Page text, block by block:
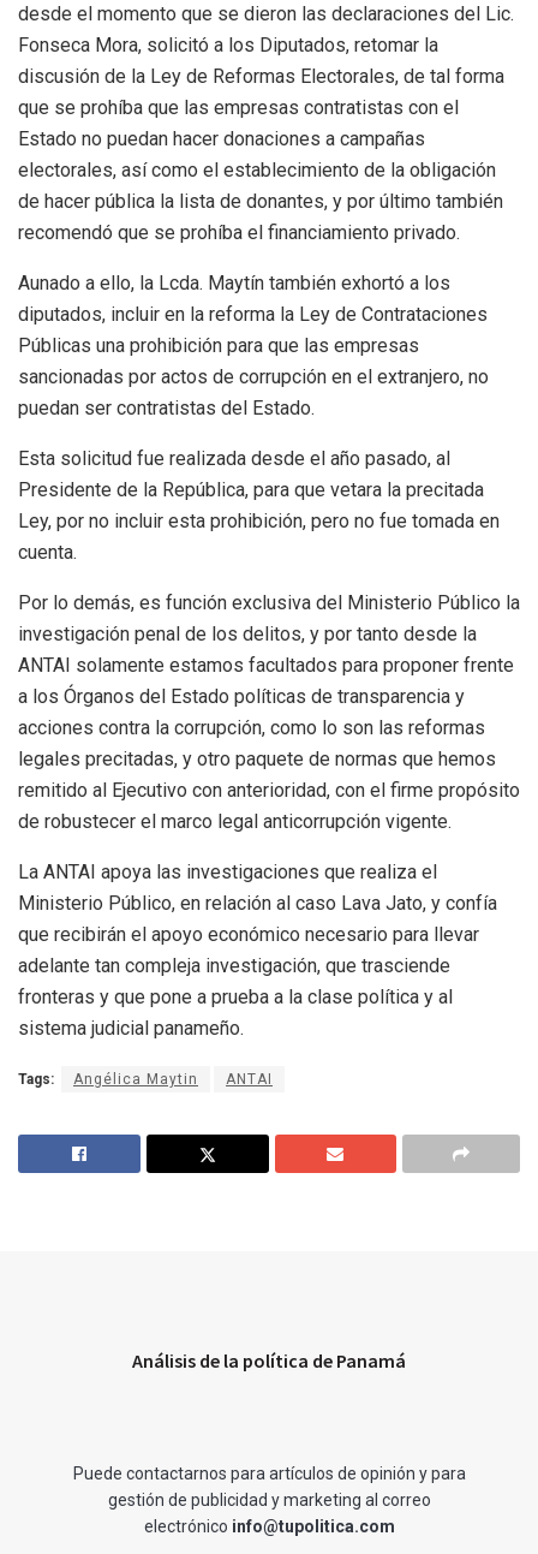
desde el momento que se dieron las declaraciones del Lic.
Fonseca Mora, solicitó a los Diputados, retomar la
discusión de la Ley de Reformas Electorales, de tal forma
que se prohíba que las empresas contratistas con el
Estado no puedan hacer donaciones a campañas
electorales, así como el establecimiento de la obligación
de hacer pública la lista de donantes, y por último también
recomendó que se prohíba el financiamiento privado.
Aunado a ello, la Lcda. Maytín también exhortó a los
diputados, incluir en la reforma la Ley de Contrataciones
Públicas una prohibición para que las empresas
sancionadas por actos de corrupción en el extranjero, no
puedan ser contratistas del Estado.
Esta solicitud fue realizada desde el año pasado, al
Presidente de la República, para que vetara la precitada
Ley, por no incluir esta prohibición, pero no fue tomada en
cuenta.
Por lo demás, es función exclusiva del Ministerio Público la
investigación penal de los delitos, y por tanto desde la
ANTAI solamente estamos facultados para proponer frente
a los Órganos del Estado políticas de transparencia y
acciones contra la corrupción, como lo son las reformas
legales precitadas, y otro paquete de normas que hemos
remitido al Ejecutivo con anterioridad, con el firme propósito
de robustecer el marco legal anticorrupción vigente.
La ANTAI apoya las investigaciones que realiza el
Ministerio Público, en relación al caso Lava Jato, y confía
que recibirán el apoyo económico necesario para llevar
adelante tan compleja investigación, que trasciende
fronteras y que pone a prueba a la clase política y al
sistema judicial panameño.
Tags: Angélica Maytin ANTAI
Análisis de la política de Panamá
Puede contactarnos para artículos de opinión y para
gestión de publicidad y marketing al correo
electrónico info@tupolitica.com